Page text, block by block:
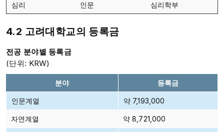
심리 인문 심리학부
4.2 고려대학교의 등록금
전공 분야별 등록금
(단위: KRW)
분야 등록금
인문계열 약 7,193,000
자연계열 약 8,721,000